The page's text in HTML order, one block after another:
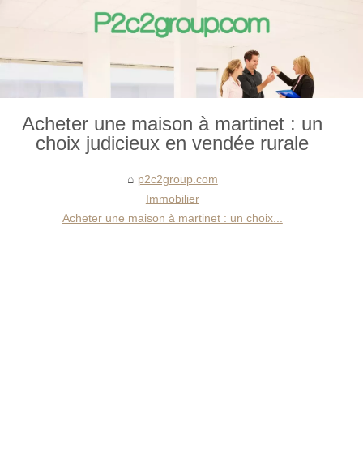
Acheter une maison à martinet : un
choix judicieux en vendée rurale
p2c2group.com
Immobilier
Acheter une maison à martinet : un choix...